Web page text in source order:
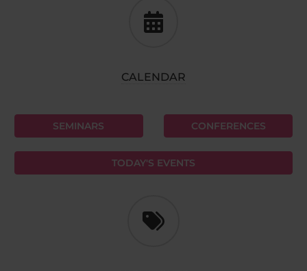
CALENDAR
SEMINARS CONFERENCES
TODAY'S EVENTS